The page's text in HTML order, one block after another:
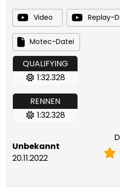
Video Replay-
Motec-Datei
QUALIFYING
1:32.328
RENNEN
1:32.328
Unbekannt
20.11.2022